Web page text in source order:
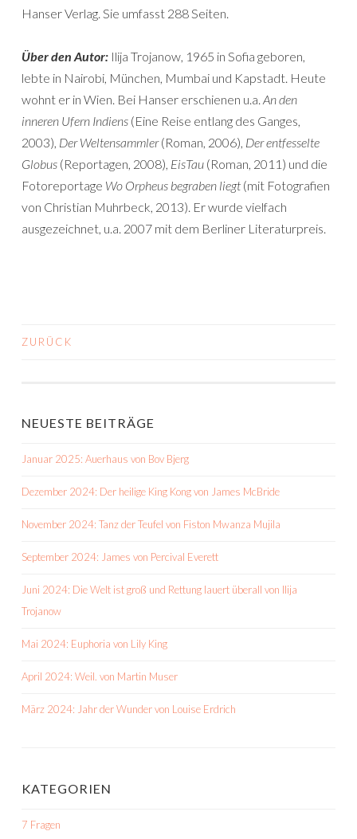
Hanser Verlag. Sie umfasst 288 Seiten.
Über den Autor: Ilija Trojanow, 1965 in Sofia geboren,
lebte in Nairobi, München, Mumbai und Kapstadt. Heute
wohnt er in Wien. Bei Hanser erschienen u.a. An den
inneren Ufern Indiens (Eine Reise entlang des Ganges,
2003), Der Weltensammler(Roman, 2006), Der entfesselte
Globus (Reportagen, 2008), EisTau (Roman, 2011) und die
Fotoreportage Wo Orpheus begraben liegt (mit Fotografien
von Christian Muhrbeck, 2013). Er wurde vielfach
ausgezeichnet, u.a. 2007 mit dem Berliner Literaturpreis.
BEITRAGS-
ZURÜCK
NEUESTE BEITRÄGE
Januar 2025: Auerhaus von Bov Bjerg
Dezember 2024: Der heilige King Kong von James McBride
November 2024: Tanz der Teufel von Fiston Mwanza Mujila
September 2024: James von Percival Everett
Juni 2024: Die Welt ist groß und Rettung lauert überall von Ilija
Trojanow
Mai 2024: Euphoria von Lily King
April 2024: Weil. von Martin Muser
März 2024: Jahr der Wunder von Louise Erdrich
KATEGORIEN
7 Fragen